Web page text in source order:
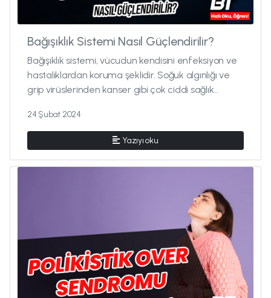
Bağışıklık Sistemi Nasıl Güçlendirilir?
Bağışıklık sistemi, vücudun kendisini enfeksiyon ve
hastalıklardan koruma şeklidir. Soğuk algınlığı ve
grip virüslerinden kanser gibi çok ciddi sağlık
24 Şubat 2024
Yazıyı oku